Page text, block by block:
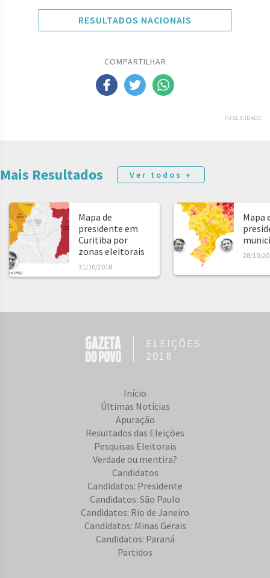
RESULTADOS NACIONAIS
COMPARTILHAR
PUBLICIDADE
Mais Resultados Ver todos +
Mapa de
presidente em
Curitiba por
zonas eleitorais
31/10/2018
Mapa
28/10/
ELEIÇÕES
2018
Início
Últimas Notícias
Apuração
Resultados das Eleições
Pesquisas Eleitorais
Verdade ou mentira?
Candidatos
Candidatos: Presidente
Candidatos: São Paulo
Candidatos: Rio de Janeiro
Candidatos: Minas Gerais
Candidatos: Paraná
Partidos